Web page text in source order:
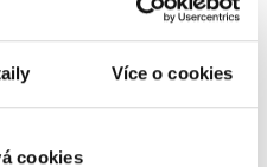
Více o cookies
cookies